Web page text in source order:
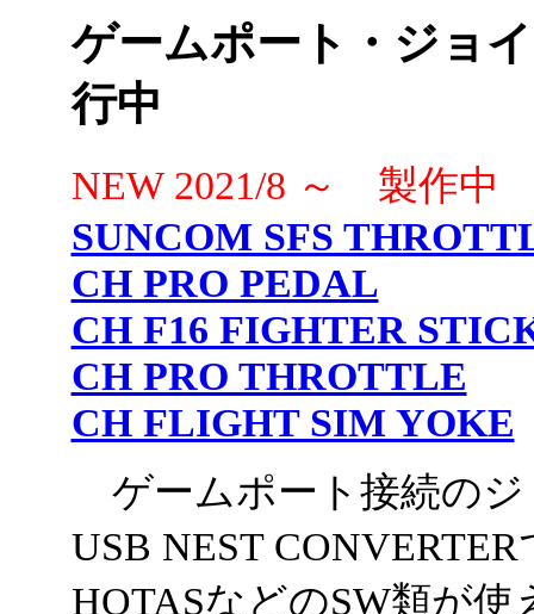
ゲームポート・ジョ
行中
NEW 2021/8 ～ 製作中
SUNCOM SFS
CH PRO PEDAL
CH F16 FIGHTER
CH PRO THROTTLE
CH FLIGHT SIM YOKE
ゲームポート接続のジ
USB NEST
HOTASなどのSW類が